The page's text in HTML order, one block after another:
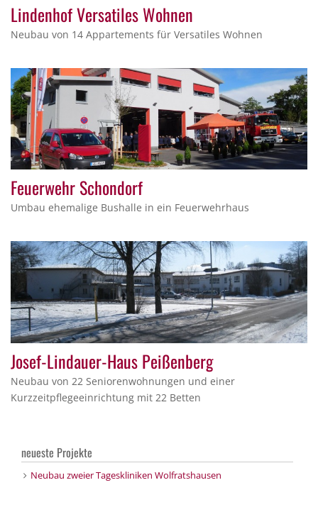
Lindenhof Versatiles Wohnen
Neubau von 14 Appartements für Versatiles Wohnen
Feuerwehr Schondorf
Umbau ehemalige Bushalle in ein Feuerwehrhaus
Josef-Lindauer-Haus Peißenberg
Neubau von 22 Seniorenwohnungen und einer
Kurzzeitpflegeeinrichtung mit 22 Betten
neueste Projekte
Neubau zweier Tageskliniken Wolfratshausen